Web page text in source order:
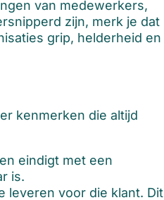
van medewerkers,
zijn, merk je dat
grip, helderheid en
kenmerken die altijd
eindigt met een
is.
leveren voor die klant. Dit